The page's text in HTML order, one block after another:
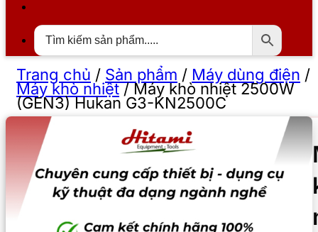
Trang chủ / Sản phẩm / Máy dùng điện /
Máy khò nhiệt/Máy khò nhiệt 2500W
(GEN3) Hukan G3-KN2500C